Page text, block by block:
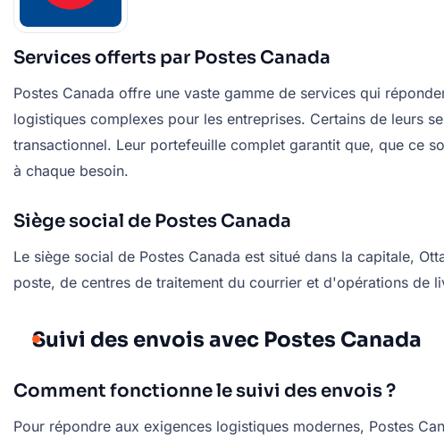
Services offerts par Postes Canada
Postes Canada offre une vaste gamme de services qui
logistiques complexes pour les entreprises. Certains de leurs
transactionnel. Leur portefeuille complet garantit que, que ce
à chaque besoin.
Siège social de Postes Canada
Le siège social de Postes Canada est situé dans la capitale,
poste, de centres de traitement du courrier et d'opérations de
Suivi des envois avec Postes Canada
Comment fonctionne le suivi des envois ?
Pour répondre aux exigences logistiques modernes, Postes